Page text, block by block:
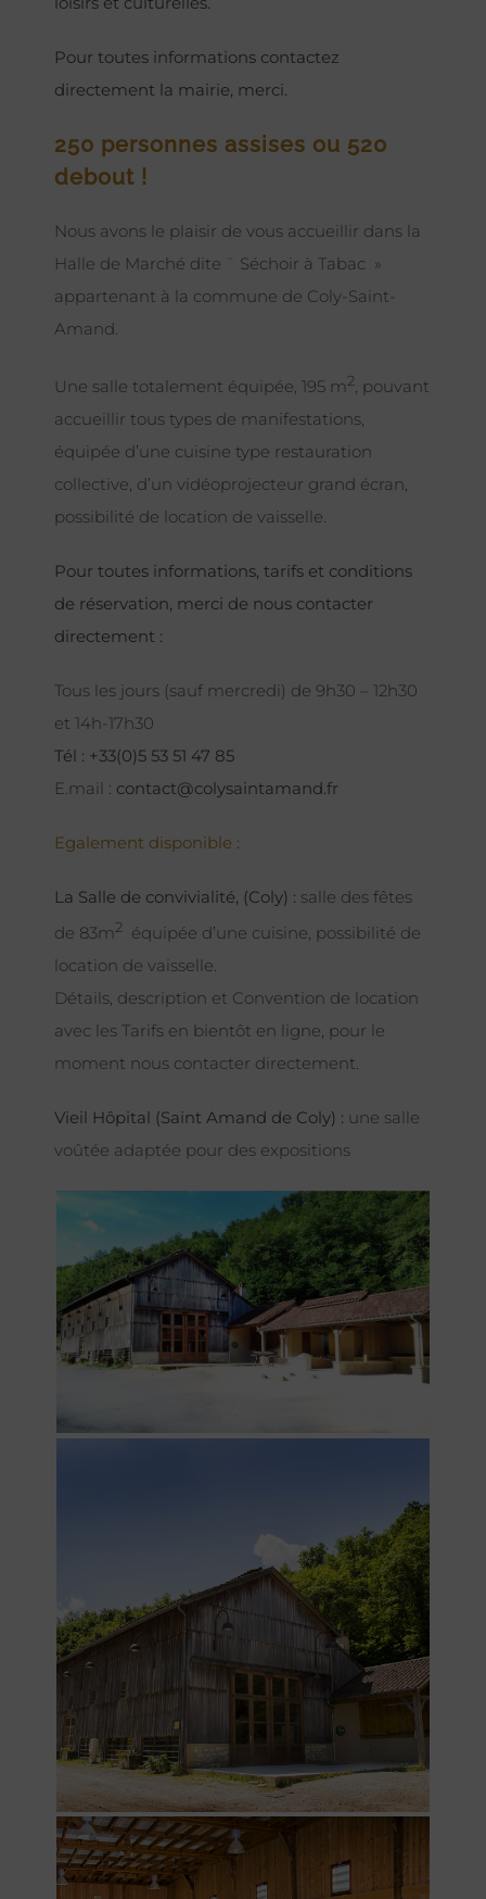
Pour toutes informations contactez
directement la mairie, merci.
250 personnes assises ou 520
debout !
Nous avons le plaisir de vous accueillir dans la
Halle de Marché dite ¨ Séchoir à Tabac »
appartenant à la commune de Coly-Saint-
Amand.
Une salle totalement équipée, 195 m2 , pouvant
accueillir tous types de manifestations,
équipée d’une cuisine type restauration
collective, d’un vidéoprojecteur grand écran,
possibilité de location de vaisselle.
Pour toutes informations, tarifs et conditions
de réservation, merci de nous contacter
directement :
Tous les jours (sauf mercredi) de 9h30 – 12h30
et 14h-17h30
Tél : +33(0)5 53 51 47 85
E.mail : contact@colysaintamand.fr
Egalement disponible :
La Salle de convivialité, (Coly) : salle des fêtes
de 83m2
équipée d’une cuisine, possibilité de
location de vaisselle.
Détails, description et Convention de location
avec les Tarifs en bientôt en ligne, pour le
moment nous contacter directement.
Vieil Hôpital (Saint Amand de Coly) : une salle
voûtée adaptée pour des expositions